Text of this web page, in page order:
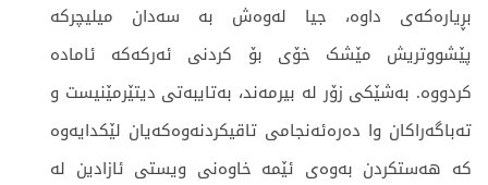
بڕیارەکەی داوە، جیا لەوەش بە سەدان میلیچرکە
پێشووتریش مێشک خۆی بۆ کردنی ئەرکەکە ئامادە
کردووە. بەشێکی زۆر لە بیرمەند، بەتایبەتی دیتێرمێنیست و
تەباگەراکان وا دەرەئەنجامی تاقیکردنەوەکەیان لێکدایەوە
کە هەستکردن بەوەی ئێمە خاوەنی ویستی ئازادین لە